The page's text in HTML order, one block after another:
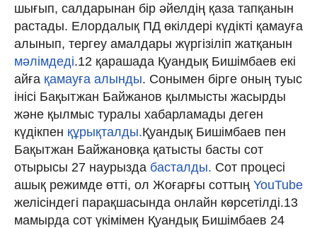
шығып, салдарынан бір әйелдің қаза тапқанын
растады. Елордалық ПД өкілдері күдікті қамауға
алынып, тергеу амалдары жүргізіліп жатқанын
мәлімдеді.12 қарашада Қуандық Бишімбаев екі
айға қамауға алынды. Сонымен бірге оның туыс
інісі Бақытжан Байжанов қылмысты жасырды
және қылмыс туралы хабарламады деген
күдікпен құрықталды.Қуандық Бишімбаев пен
Бақытжан Байжановқа қатысты басты сот
отырысы 27 наурызда басталды. Сот процесі
ашық режимде өтті, ол Жоғарғы соттың YouTube
желісіндегі парақшасында онлайн көрсетілді.13
мамырда сот үкімімен Қуандық Бишімбаев 24